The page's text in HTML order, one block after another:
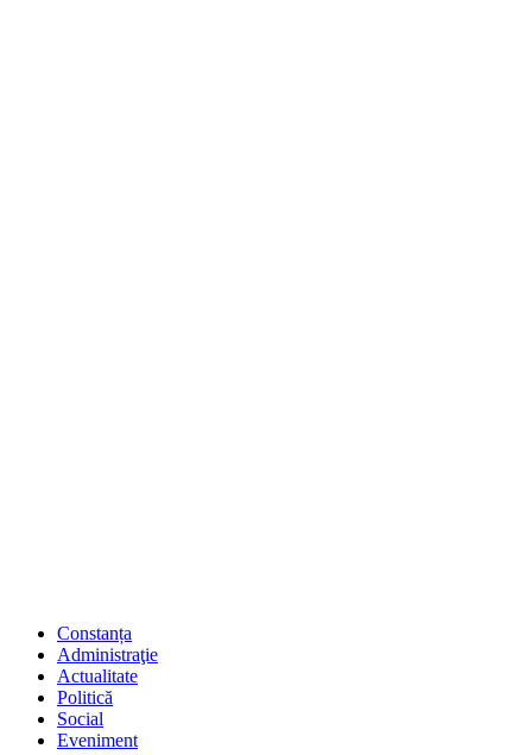
Constanța
Administraţie
Actualitate
Politică
Social
Eveniment